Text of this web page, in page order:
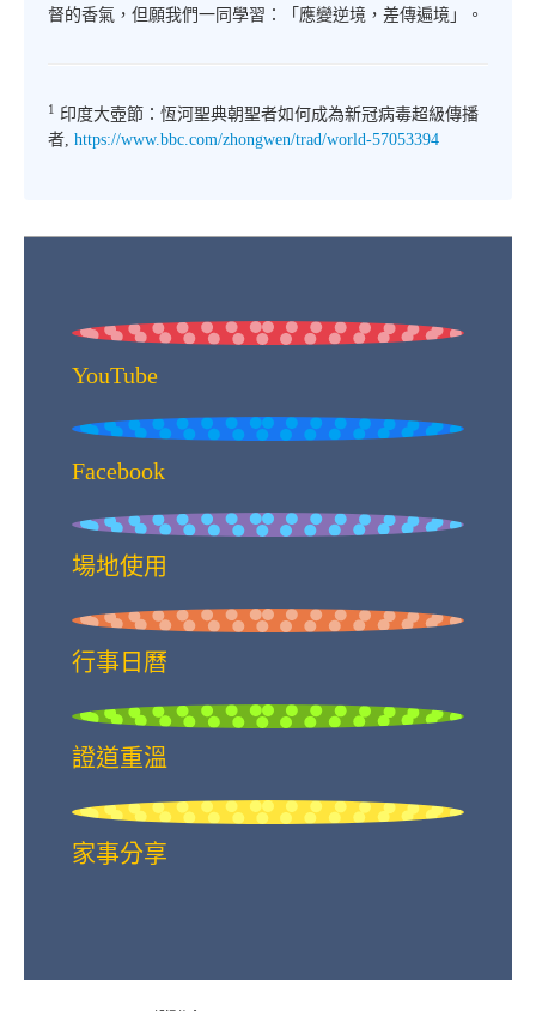
督的香氣，但願我們一同學習：「應變逆境，差傳遍境」。
1
印度大壺節：恆河聖典朝聖者如何成為新冠病毒超級傳播
者, https://www.bbc.com/zhongwen/trad/world-57053394
YouTube
Facebook
場地使用
行事日曆
證道重溫
家事分享